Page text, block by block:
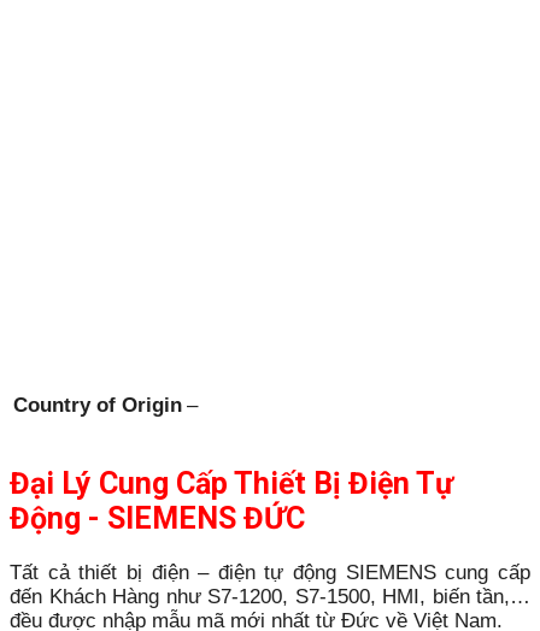
Country of Origin –
Đại Lý Cung Cấp Thiết Bị Điện Tự
Động - SIEMENS ĐỨC
Tất cả thiết bị điện – điện tự động SIEMENS cung cấp
đến Khách Hàng như S7-1200, S7-1500, HMI, biến tần,…
đều được nhập mẫu mã mới nhất từ Đức về Việt Nam.